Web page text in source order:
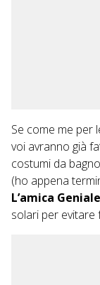
Se come me per
voi avranno già
costumi da
(ho appena
L’amica Geniale
solari per